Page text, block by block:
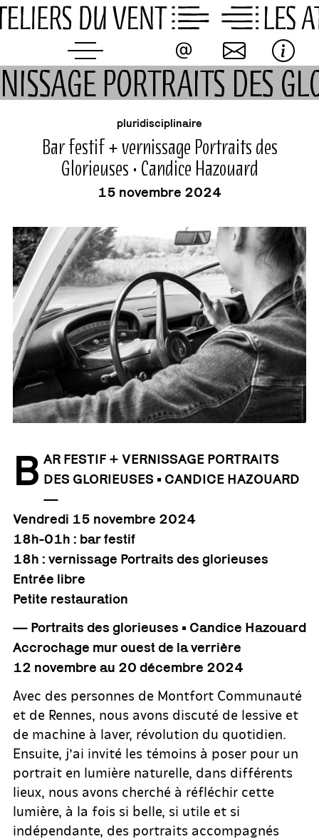
Skip
to
PORTRAITS DES
événement
pluridisciplinaire
Bar festif + vernissage Portraits des
Glorieuses • Candice Hazouard
15 novembre 2024
B AR FESTIF + VERNISSAGE PORTRAITS
DES GLORIEUSES • CANDICE HAZOUARD
—
Vendredi 15 novembre 2024
18h-01h : bar festif
18h : vernissage Portraits des glorieuses
Entrée libre
Petite restauration
— Portraits des glorieuses • Candice Hazouard
Accrochage mur ouest de la verrière
12 novembre au 20 décembre 2024
Avec des personnes de Montfort Communauté
et de Rennes, nous avons discuté de lessive et
de machine à laver, révolution du quotidien.
Ensuite, j’ai invité les témoins à poser pour un
portrait en lumière naturelle, dans différents
lieux, nous avons cherché à réfléchir cette
lumière, à la fois si belle, si utile et si
indépendante, des portraits accompagnés